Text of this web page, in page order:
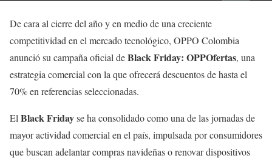
De cara al cierre del año y en medio de una creciente
competitividad en el mercado tecnológico, OPPO Colombia
anunció su campaña oficial deBlack Friday: OPPOfertas, una
estrategia comercial con la que ofrecerá descuentos de hasta el
70% en referencias seleccionadas.
El Black Fridayse ha consolidado como una de las jornadas de
mayor actividad comercial en el país, impulsada por consumidores
que buscan adelantar compras navideñas o renovar dispositivos